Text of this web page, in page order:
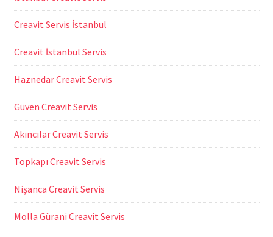
Creavit Servis İstanbul
Creavit İstanbul Servis
Haznedar Creavit Servis
Güven Creavit Servis
Akıncılar Creavit Servis
Topkapı Creavit Servis
Nişanca Creavit Servis
Molla Gürani Creavit Servis